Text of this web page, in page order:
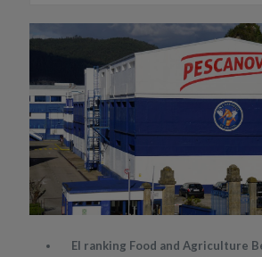
El ranking Food and Agriculture